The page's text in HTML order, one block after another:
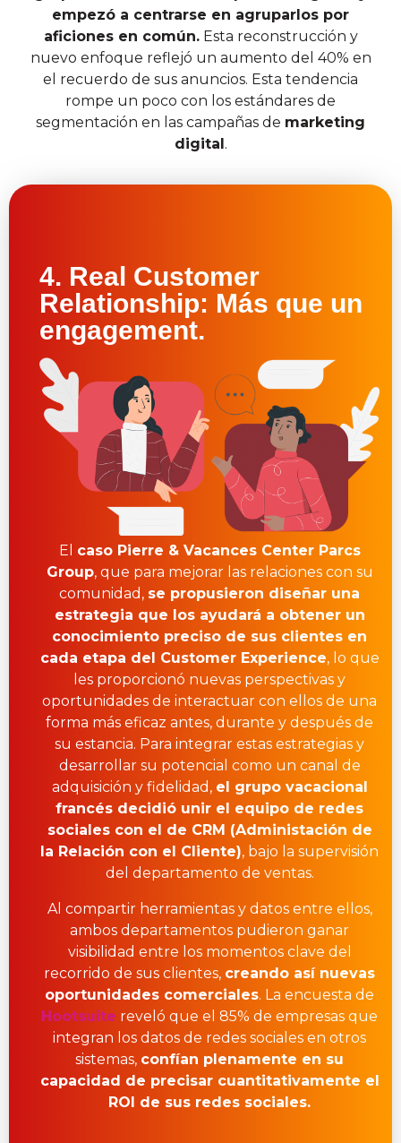
empezó a centrarse en agruparlos por
aficiones en común.Esta reconstrucción y
nuevo enfoque reflejó un aumento del 40% en
el recuerdo de sus anuncios. Esta tendencia
rompe un poco con los estándares de
segmentación en las campañas de marketing
digital.
4. Real Customer
Relationship: Más que un
engagement.
El caso Pierre & Vacances Center Parcs
Group, que para mejorar las relaciones con su
comunidad, se propusieron diseñar una
estrategia que los ayudará a obtener un
conocimiento preciso de sus clientes en
cada etapa del Customer Experience, lo que
les proporcionó nuevas perspectivas y
oportunidades de interactuar con ellos de una
forma más eficaz antes, durante y después de
su estancia. Para integrar estas estrategias y
desarrollar su potencial como un canal de
adquisición y fidelidad, el grupo vacacional
francés decidió unir el equipo de redes
sociales con el de CRM (Administación de
la Relación con el Cliente), bajo la supervisión
del departamento de ventas.
Al compartir herramientas y datos entre ellos,
ambos departamentos pudieron ganar
visibilidad entre los momentos clave del
recorrido de sus clientes, creando así nuevas
oportunidades comerciales. La encuesta de
Hootsuite reveló que el 85% de empresas que
integran los datos de redes sociales en otros
sistemas, confían plenamente en su
capacidad de precisar cuantitativamente el
ROI de sus redes sociales.